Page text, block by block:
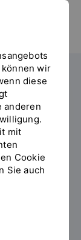
wir
diese
anderen
mit
Cookie
Sie auch